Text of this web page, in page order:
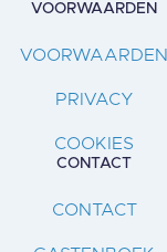
VOORWAARDEN
VOORWAARDEN
PRIVACY
COOKIES
CONTACT
CONTACT